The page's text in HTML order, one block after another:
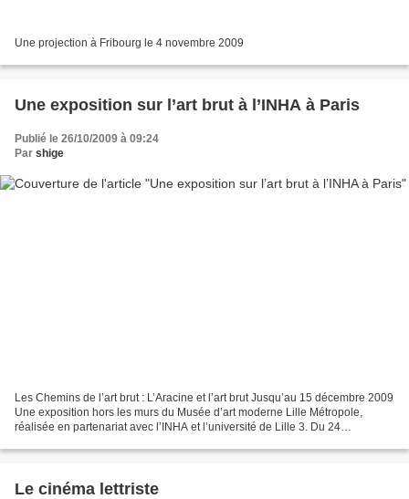
Une projection à Fribourg le 4 novembre 2009
Une exposition sur l’art brut à l’INHA à Paris
Publié le 26/10/2009 à 09:24
Par shige
Les Chemins de l’art brut : L’Aracine et l’art brut Jusqu’au 15 décembre 2009
Une exposition hors les murs du Musée d’art moderne Lille Métropole,
réalisée en partenariat avec l’INHA et l’université de Lille 3. Du 24
Le cinéma lettriste